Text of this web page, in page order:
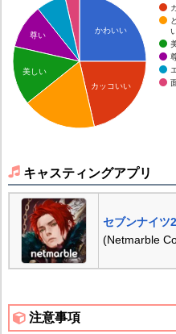
かわいい
カッコいい
尊い
美しい
キャスティングアプリ
セブンナイ
(Netmarble
注意事項